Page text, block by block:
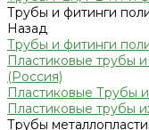
Трубы и фитинги
Назад
Трубы и фитинги
Пластиковые трубы
(Россия)
Пластиковые Трубы
Пластиковые трубы
Трубы